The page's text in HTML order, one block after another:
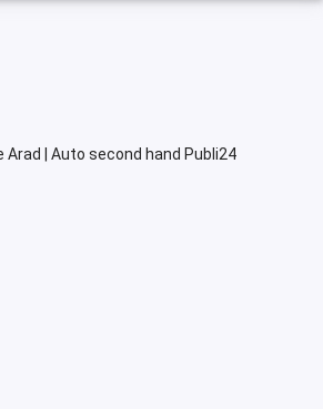
Arad | Auto second hand Publi24